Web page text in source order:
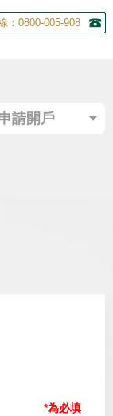
：0800-005-908
*為必填